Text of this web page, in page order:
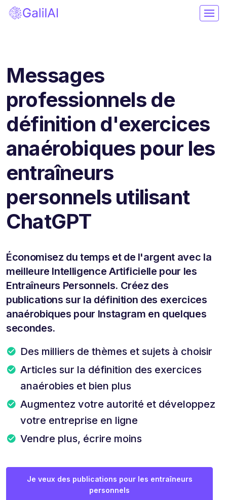
Messages
professionnels de
définition d'exercices
anaérobiques pour les
entraîneurs
personnels utilisant
ChatGPT
Économisez du temps et de l'argent avec la
meilleure Intelligence Artificielle pour les
Entraîneurs Personnels. Créez des
publications sur la définition des exercices
anaérobiques pour Instagram en quelques
secondes.
Des milliers de thèmes et sujets à choisir
Articles sur la définition des exercices
anaérobies et bien plus
Augmentez votre autorité et développez
votre entreprise en ligne
Vendre plus, écrire moins
Je veux des publications pour les entraîneurs
personnels